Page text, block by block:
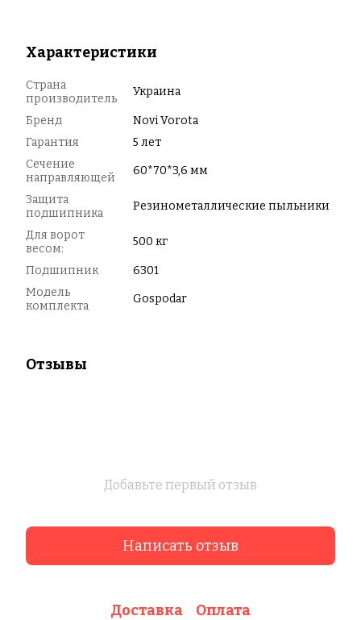
Характеристики
Страна
производитель
Украина
Бренд
Novi Vorota
Гарантия
5 лет
Сечение
направляющей
60*70*3,6 мм
Защита
подшипника
Резинометаллические пыльники
Для ворот
весом:
500 кг
Подшипник
6301
Модель
комплекта
Gospodar
Отзывы
Добавьте первый отзыв
Написать отзыв
Доставка Оплата